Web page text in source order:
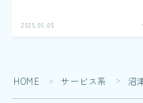
2025.09.05
HOME ＞ サービス系 ＞ 沼